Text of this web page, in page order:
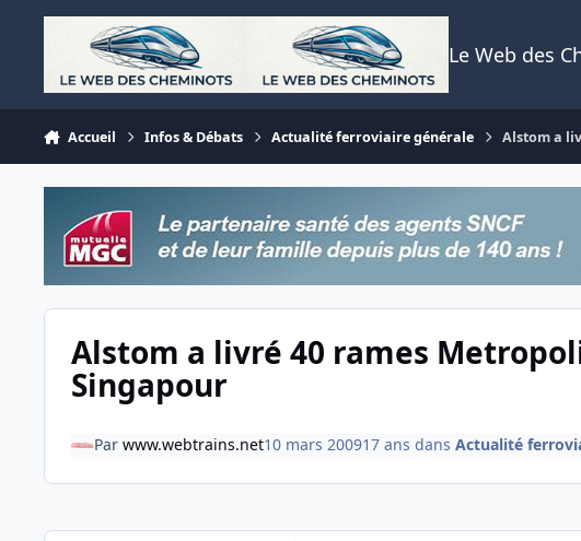
Aller au contenu
Le Web des
Accueil Infos & Débats Actualité ferroviaire générale Alstom a
Alstom a livré 40 rames
Singapour
Par www.webtrains.net10 mars 200917 ans dans Actualité